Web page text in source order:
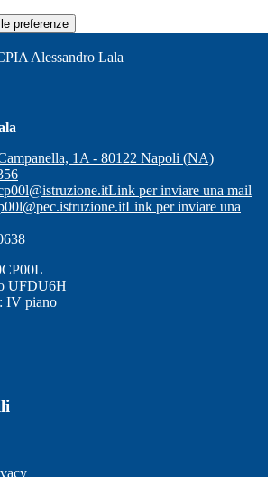
preferenze
Alessandro Lala
1A - 80122 Napoli (NA)
Link per inviare una mail
Link per inviare una
UFDU6H
IV piano